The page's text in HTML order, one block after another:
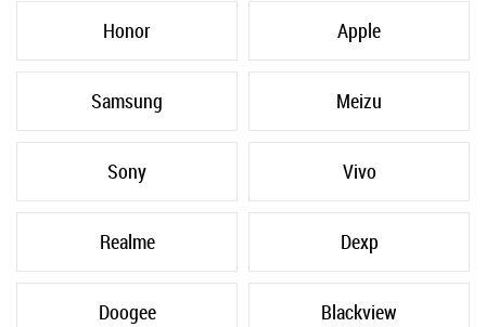
Honor Apple
Samsung Meizu
Sony Vivo
Realme Dexp
Doogee Blackview